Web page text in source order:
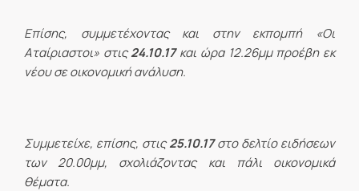
Επίσης, συμμετέχοντας και στην εκπομπή «Οι
Αταίριαστοι» στις24.10.17και ώρα 12.26μμ προέβη εκ
νέου σε οικονομική ανάλυση.
Συμμετείχε, επίσης, στις25.10.17στο δελτίο ειδήσεων
των 20.00μμ, σχολιάζοντας και πάλι οικονομικά
θέματα.